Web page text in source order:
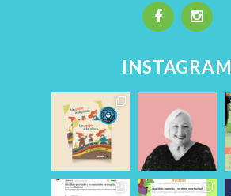
INSTAGRAM